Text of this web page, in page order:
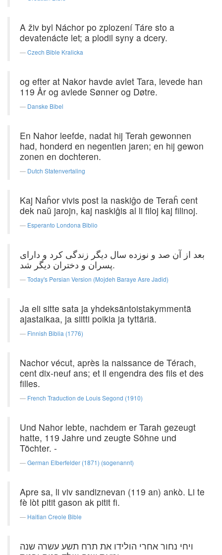
A živ byl Náchor po zplození Táre sto a
devatenácte let; a plodil syny a dcery.
Czech Bible Kralicka
og efter at Nakor havde avlet Tara, levede han
119 År og avlede Sønner og Døtre.
Danske Bibel
En Nahor leefde, nadat hij Terah gewonnen
had, honderd en negentien jaren; en hij gewon
zonen en dochteren.
Dutch Statenvertaling
Kaj Naĥor vivis post la naskiĝo de Teraĥ cent
dek naŭ jarojn, kaj naskiĝis al li filoj kaj filinoj.
Esperanto Londona Biblio
بعد از آن‌ صد و نوزده ‌سال‌ دیگر زندگی كرد و دارای
پسران‌ و دختران ‌دیگر شد.
Today's Persian Version (Mojdeh Baraye Asre Jadid)
Ja eli sitte sata ja yhdeksäntoistakymmentä
ajastaikaa, ja siitti poikia ja tyttäriä.
Finnish Biblia (1776)
Nachor vécut, après la naissance de Térach,
cent dix-neuf ans; et il engendra des fils et des
filles.
French Traduction de Louis Segond (1910)
Und Nahor lebte, nachdem er Tarah gezeugt
hatte, 119 Jahre und zeugte Söhne und
Töchter. -
German Elberfelder (1871) (sogenannt)
Apre sa, li viv sandiznevan (119 an) ankò. Li te
fè lòt pitit gason ak pitit fi.
Haitian Creole Bible
ויחי נחור אחרי הולידו את תרח תשע עשרה שנה